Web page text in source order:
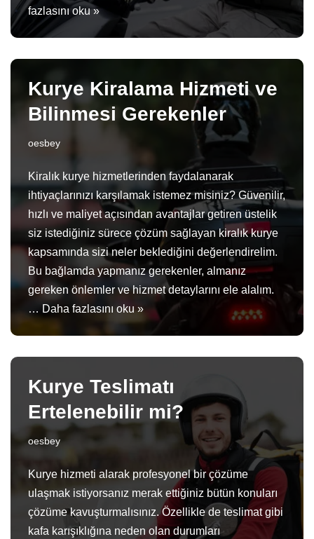
fazlasını oku »
Kurye Kiralama Hizmeti ve
Bilinmesi Gerekenler
oesbey
Kiralık kurye hizmetlerinden faydalanarak
ihtiyaçlarınızı karşılamak istemez misiniz? Güvenilir,
hızlı ve maliyet açısından avantajlar getiren üstelik
siz istediğiniz sürece çözüm sağlayan kiralık kurye
kapsamında sizi neler beklediğini değerlendirelim.
Bu bağlamda yapmanız gerekenler, almanız
gereken önlemler ve hizmet detaylarını ele alalım.
… Daha fazlasını oku »
Kurye Teslimatı
Ertelenebilir mi?
oesbey
Kurye hizmeti alarak profesyonel bir çözüme
ulaşmak istiyorsanız merak ettiğiniz bütün konuları
çözüme kavuşturmalısınız. Özellikle de teslimat gibi
kafa karışıklığına neden olan durumları